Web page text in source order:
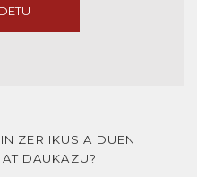
ZER IKUSIA DUEN
DAUKAZU?